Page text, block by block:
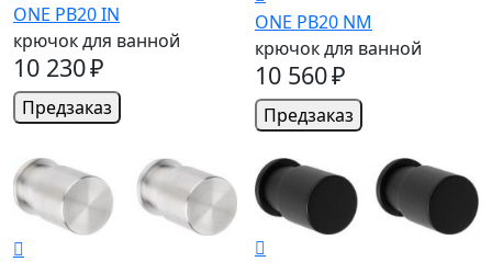
ONE PB20 IN
крючок для ванной
10 230 ₽
Предзаказ
ONE PB20 NM
крючок для ванной
10 560 ₽
Предзаказ